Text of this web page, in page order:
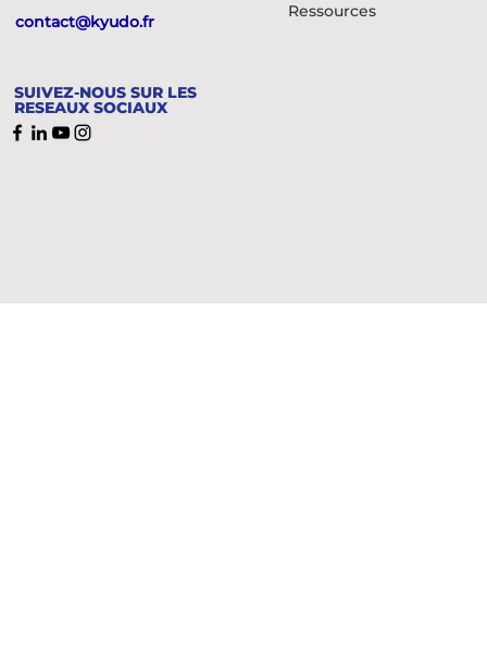
contact@kyudo.fr
SUIVEZ-NOUS SUR LES
RESEAUX SOCIAUX
Ressources